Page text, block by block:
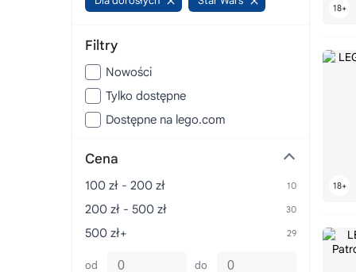
Filtry
Nowości
Tylko dostępne
Dostępne na lego.com
Cena
100 zł - 200 zł
200 zł - 500 zł
500 zł+
od do